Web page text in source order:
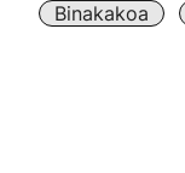
Binakakoa